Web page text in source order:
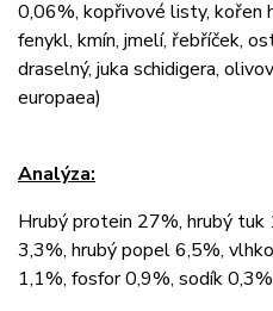
0,06%, kopřivové listy, kořen
fenykl, kmín, jmelí, řebříček,
draselný, juka schidigera,
europaea)
Analýza:
Hrubý protein 27%, hrubý tuk
3,3%, hrubý popel 6,5%,
1,1%, fosfor 0,9%, sodík 0,3%